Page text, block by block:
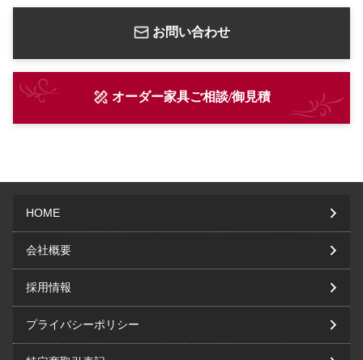
お問い合わせ
オーダー家具ご相談/御見積
HOME
会社概要
採用情報
プライバシーポリシー